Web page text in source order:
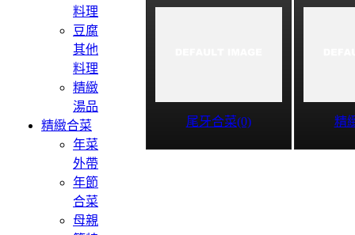
料理
豆腐
其他
料理
精緻
湯品
精緻合菜
年菜
外帶
年節
合菜
母親
尾牙合菜(0) 精